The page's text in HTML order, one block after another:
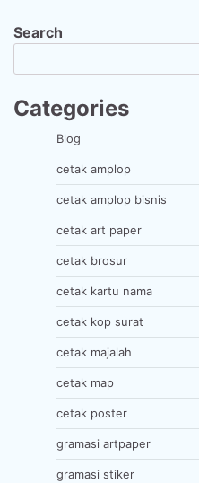
Search
Categories
Blog
cetak amplop
cetak amplop bisnis
cetak art paper
cetak brosur
cetak kartu nama
cetak kop surat
cetak majalah
cetak map
cetak poster
gramasi artpaper
gramasi stiker